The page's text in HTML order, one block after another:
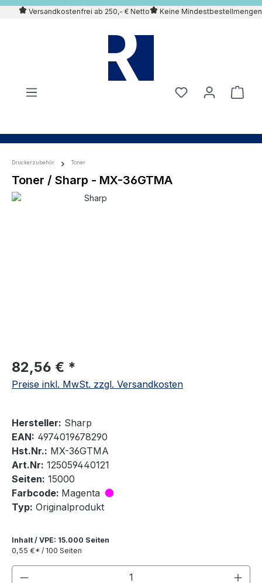
springen
Versandkostenfrei ab 250,- € Netto Keine Mindestbestellmengen
Druckerzubehör Toner
Toner / Sharp - MX-36GTMA
82,56 € *
Preise inkl. MwSt. zzgl. Versandkosten
Hersteller: Sharp
EAN: 4974019678290
Hst.Nr.: MX-36GTMA
Art.Nr: 125059440121
Seiten: 15000
Farbcode: Magenta
Typ: Originalprodukt
Inhalt / VPE: 15.000 Seiten
0,55 €* / 100 Seiten
Produkt Anzahl: Gib den